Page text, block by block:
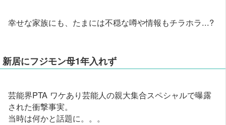
幸せな家族にも、たまには不穏な噂や情報もチラホラ...?
新居にフジモン母1年入れず
芸能界PTA ワケあり芸能人の親大集合スペシャルで曝露
された衝撃事実。
当時は何かと話題に。。。